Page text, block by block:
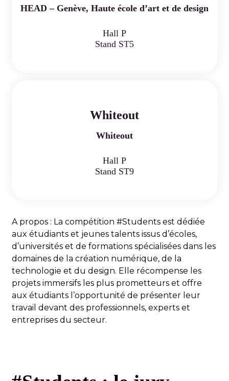
HEAD – Genève, Haute école d’art et de design
Hall P
Stand ST5
Whiteout
Whiteout
Hall P
Stand ST9
A propos : La compétition #Students est dédiée
aux étudiants et jeunes talents issus d’écoles,
d’universités et de formations spécialisées dans les
domaines de la création numérique, de la
technologie et du design. Elle récompense les
projets immersifs les plus prometteurs et offre
aux étudiants l’opportunité de présenter leur
travail devant des professionnels, experts et
entreprises du secteur.